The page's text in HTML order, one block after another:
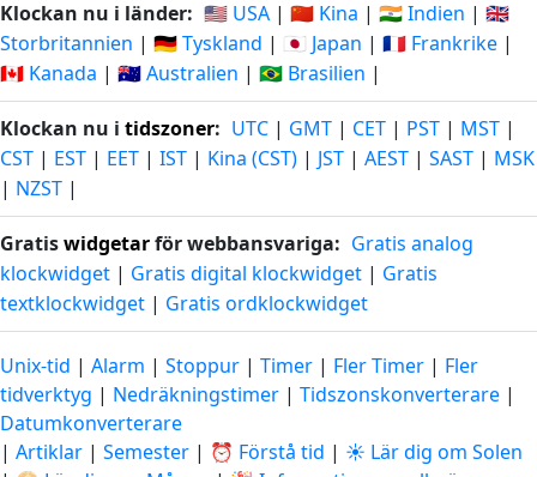
Klockan nu i länder: 🇺🇸 USA | 🇨🇳 Kina | 🇮🇳 Indien | 🇬🇧
Storbritannien | 🇩🇪 Tyskland | 🇯🇵 Japan | 🇫🇷 Frankrike |
🇨🇦 Kanada | 🇦🇺 Australien | 🇧🇷 Brasilien |
Klockan nu i tidszoner: UTC | GMT | CET | PST | MST |
CST | EST | EET | IST | Kina (CST) | JST | AEST | SAST | MSK
| NZST |
Gratiswidgetarför webbansvariga: Gratis analog
klockwidget | Gratis digital klockwidget | Gratis
textklockwidget | Gratis ordklockwidget
Unix-tid | Alarm | Stoppur | Timer | Fler Timer | Fler
tidverktyg | Nedräkningstimer | Tidszonskonverterare |
Datumkonverterare
| Artiklar | Semester | ⏰ Förstå tid | ☀️ Lär dig om Solen